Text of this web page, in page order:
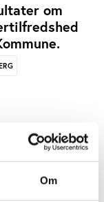
Om
om
CIVILSAMFUND,